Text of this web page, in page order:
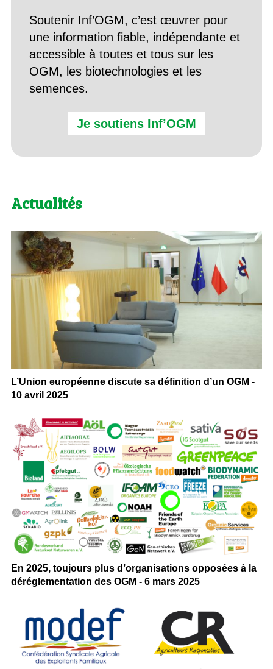
Soutenir Inf’OGM, c’est œuvrer pour
une information fiable, indépendante et
accessible à toutes et tous sur les
OGM, les biotechnologies et les
semences.
Je soutiens Inf’OGM
Actualités
L’Union européenne discute sa définition d’un OGM -
10 avril 2025
En 2025, toujours plus d’organisations opposées à la
déréglementation des OGM - 6 mars 2025